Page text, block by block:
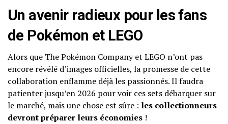
Un avenir radieux pour les fans
de Pokémon et LEGO
Alors que The Pokémon Company et LEGO n’ont pas
encore révélé d’images officielles, la promesse de cette
collaboration enflamme déjà les passionnés. Il faudra
patienter jusqu’en 2026 pour voir ces sets débarquer sur
le marché, mais une chose est sûre : les collectionneurs
devront préparer leurs économies !